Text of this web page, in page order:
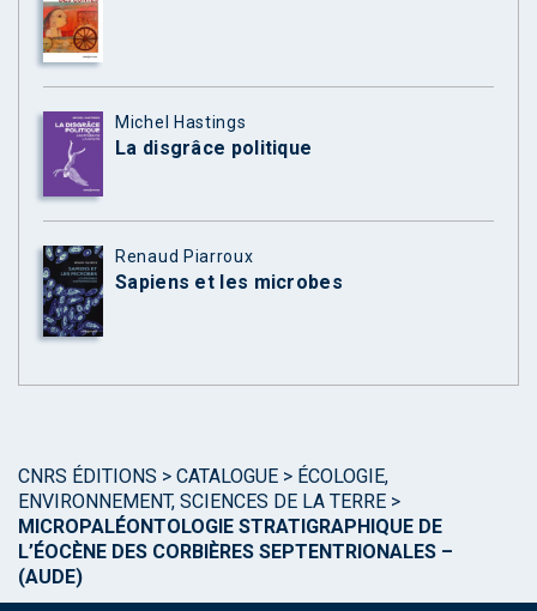
Michel Hastings
La disgrâce politique
Renaud Piarroux
Sapiens et les microbes
CNRS ÉDITIONS > CATALOGUE > ÉCOLOGIE,
ENVIRONNEMENT, SCIENCES DE LA TERRE >
MICROPALÉONTOLOGIE STRATIGRAPHIQUE DE
L’ÉOCÈNE DES CORBIÈRES SEPTENTRIONALES –
(AUDE)